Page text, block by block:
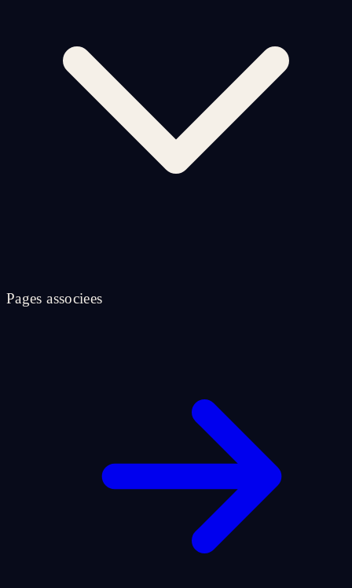
Pages associees